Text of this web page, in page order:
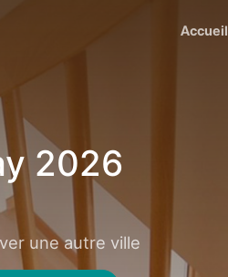
Accueil
2026
une autre ville